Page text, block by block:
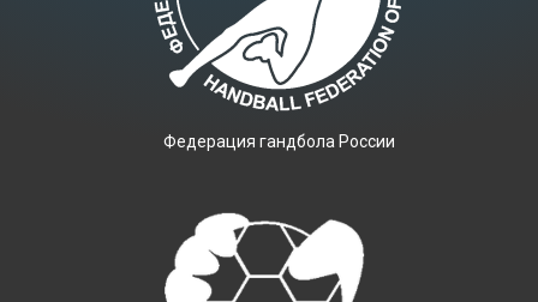
Фeдерация гандбола России